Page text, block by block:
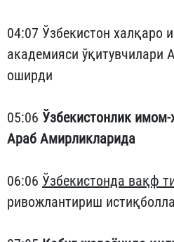
04:07 Ўзбекистон халқаро
академияси ўқитувчилари
оширди
05:06 Ўзбекистонлик
Араб Амирликларида
06:06 Ўзбекистонда вақф
ривожлантириш